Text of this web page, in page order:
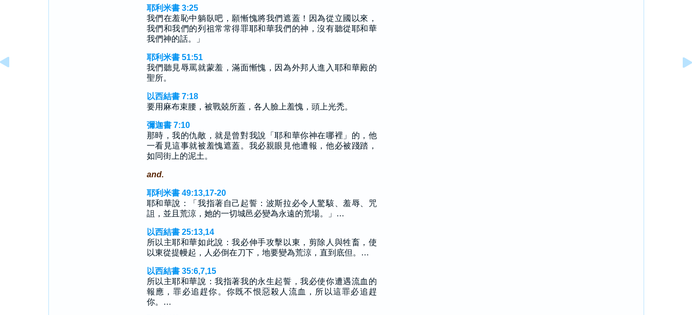
耶利米書 3:25
我們在羞恥中躺臥吧，願慚愧將我們遮蓋！因為從立國以來，
我們和我們的列祖常常得罪耶和華我們的神，沒有聽從耶和華
我們神的話。」
耶利米書 51:51
我們聽見辱罵就蒙羞，滿面慚愧，因為外邦人進入耶和華殿的
聖所。
以西結書 7:18
要用麻布束腰，被戰兢所蓋，各人臉上羞愧，頭上光禿。
彌迦書 7:10
那時，我的仇敵，就是曾對我說「耶和華你神在哪裡」的，他
一看見這事就被羞愧遮蓋。我必親眼見他遭報，他必被踐踏，
如同街上的泥土。
and.
耶利米書 49:13,17-20
耶和華說：「我指著自己起誓：波斯拉必令人驚駭、羞辱、咒
詛，並且荒涼，她的一切城邑必變為永遠的荒場。」…
以西結書 25:13,14
所以主耶和華如此說：我必伸手攻擊以東，剪除人與牲畜，使
以東從提幔起，人必倒在刀下，地要變為荒涼，直到底但。…
以西結書 35:6,7,15
所以主耶和華說：我指著我的永生起誓，我必使你遭遇流血的
報應，罪必追趕你。你既不恨惡殺人流血，所以這罪必追趕
你。…